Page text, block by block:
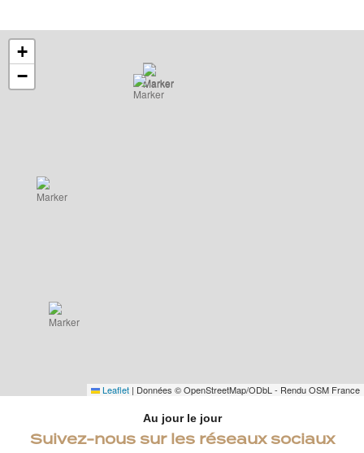
+
−
Leaflet | Données © OpenStreetMap/ODbL - Rendu OSM France
Au jour le jour
Suivez-nous sur les réseaux sociaux